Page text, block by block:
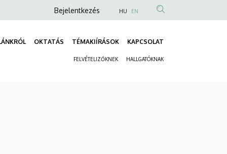
Anonim
fiók
menüje
Bejelentkezés HU EN
OKTATÁS TÉMAKIÍRÁSOK KAPCSOLAT
FELVÉTELIZŐKNEK HALLGATÓKNAK